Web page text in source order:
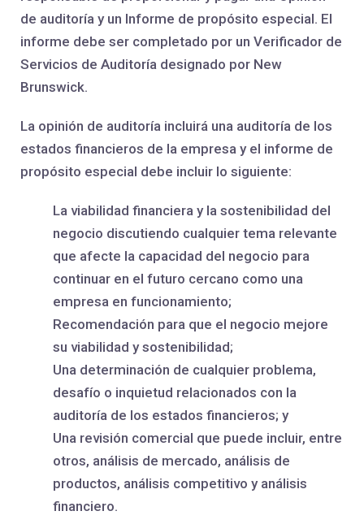
de auditoría y un Informe de propósito especial. El
informe debe ser completado por un Verificador de
Servicios de Auditoría designado por New
Brunswick.
La opinión de auditoría incluirá una auditoría de los
estados financieros de la empresa y el informe de
propósito especial debe incluir lo siguiente:
La viabilidad financiera y la sostenibilidad del
negocio discutiendo cualquier tema relevante
que afecte la capacidad del negocio para
continuar en el futuro cercano como una
empresa en funcionamiento;
Recomendación para que el negocio mejore
su viabilidad y sostenibilidad;
Una determinación de cualquier problema,
desafío o inquietud relacionados con la
auditoría de los estados financieros; y
Una revisión comercial que puede incluir, entre
otros, análisis de mercado, análisis de
productos, análisis competitivo y análisis
financiero.